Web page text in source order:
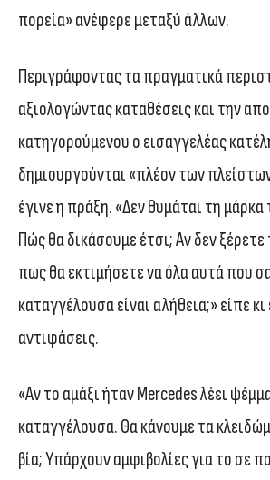
πορεία» ανέφερε μεταξύ άλλων.
Περιγράφοντας τα πραγματικά
αξιολογώντας καταθέσεις και την
κατηγορούμενου ο εισαγγελέας
δημιουργούνται «πλέον των
έγινε η πράξη. «Δεν θυμάται τη
Πώς θα δικάσουμε έτσι; Αν δεν
πως θα εκτιμήσετε να όλα αυτά που
καταγγέλουσα είναι αλήθεια;» είπε
αντιφάσεις.
«Αν το αμάξι ήταν Mercedes λέει
καταγγέλουσα. Θα κάνουμε τα
βία; Υπάρχουν αμφιβολίες για το σε